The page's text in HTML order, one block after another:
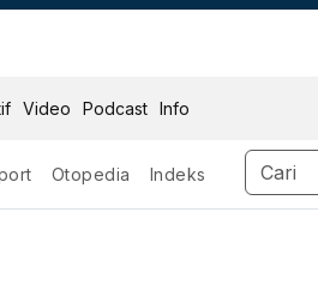
Video Podcast Info
Otopedia Indeks